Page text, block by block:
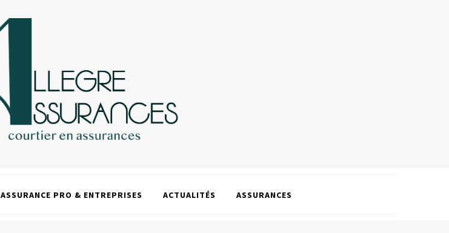
ASSURANCE PRO & ENTREPRISES ACTUALITÉS ASSURANCES